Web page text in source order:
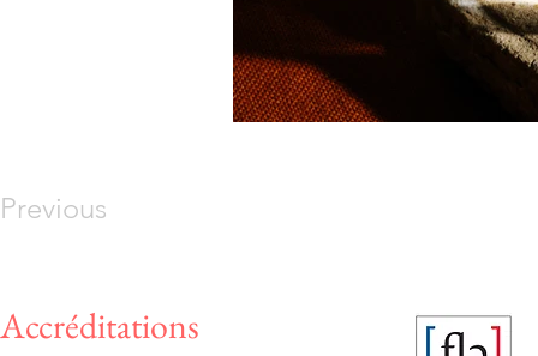
Previous
Accréditations